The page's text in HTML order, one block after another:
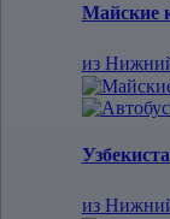
Майские
из
из